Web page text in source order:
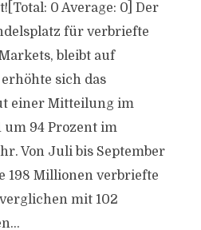
0 Average: 0] Der
für verbriefte
bleibt auf
sich das
einer Mitteilung im
94 Prozent im
Von Juli bis September
198 Millionen verbriefte
mit 102